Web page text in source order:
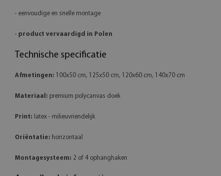
- eenvoudige en snelle montage
- product vervaardigd in Polen
Technische specificatie
Afmetingen: 100x50 cm, 125x50 cm, 120x60 cm, 140x70 cm
Materiaal: premium polycanvas doek
Print: latex - milieuvriendelijk
Oriëntatie: horizontaal
Montagesysteem: 2 of 4 ophanghaken